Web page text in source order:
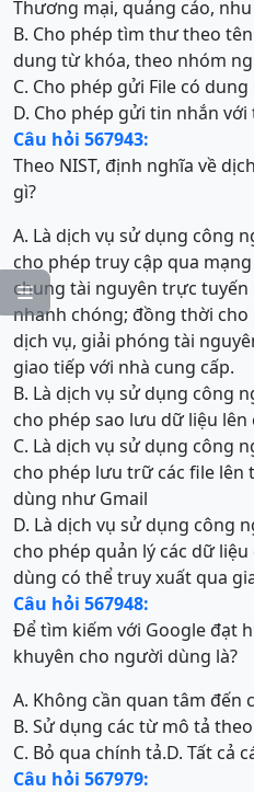

Thương mại, quảng cáo,
B. Cho phép tìm thư theo
dung từ khóa, theo nhóm
C. Cho phép gửi File có
D. Cho phép gửi tin nhắn
Câu hỏi 567943:
Theo NIST, định nghĩa về
gì?
A. Là dịch vụ sử dụng công
cho phép truy cập qua
chung tài nguyên trực
nhanh chóng; đồng thời
dịch vụ, giải phóng tài
giao tiếp với nhà cung cấp.
B. Là dịch vụ sử dụng công
cho phép sao lưu dữ liệu
C. Là dịch vụ sử dụng công
cho phép lưu trữ các file lên
dùng như Gmail
D. Là dịch vụ sử dụng công
cho phép quản lý các dữ
dùng có thể truy xuất qua
Câu hỏi 567948:
Để tìm kiếm với Google đạt
khuyên cho người dùng là?
A. Không cần quan tâm đến
B. Sử dụng các từ mô tả
C. Bỏ qua chính tả.D. Tất cả
Câu hỏi 567979: